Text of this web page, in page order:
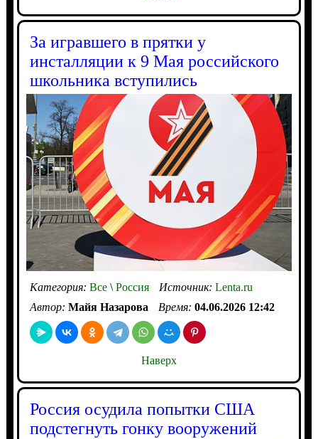
За игравшего в прятки у
инсталляции к 9 Мая российского
школьника вступились
Категория: Все\Россия Источник: Lenta.ru
Автор: Майя Назарова Время: 04.06.2026 12:42
Наверх
Россия осудила попытки США
подстегнуть гонку вооружений